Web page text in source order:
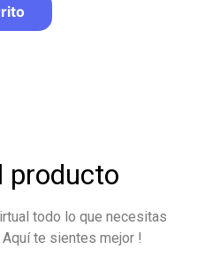
producto
todo lo que necesitas
te sientes mejor !